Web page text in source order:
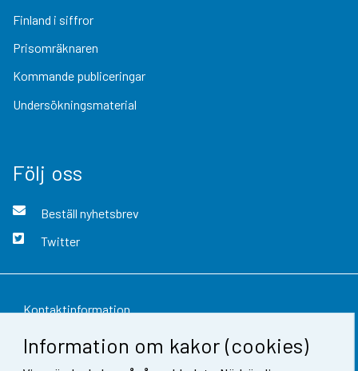
Information om kakor (cookies)
Finland i siffror
Prisomräknaren
Kommande publiceringar
Undersökningsmaterial
Följ oss
Beställ nyhetsbrev
Twitter
Kontaktinformation
Respons